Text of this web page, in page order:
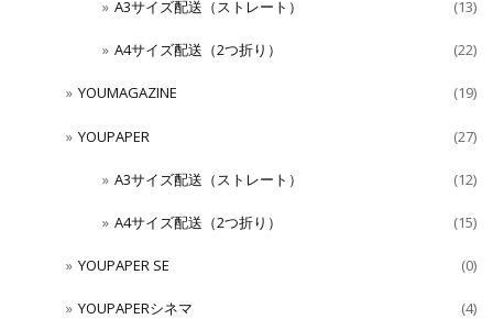
A3サイズ配送（ストレート） (13)
A4サイズ配送（2つ折り） (22)
YOUMAGAZINE (19)
YOUPAPER (27)
A3サイズ配送（ストレート） (12)
A4サイズ配送（2つ折り） (15)
YOUPAPER SE (0)
YOUPAPERシネマ (4)